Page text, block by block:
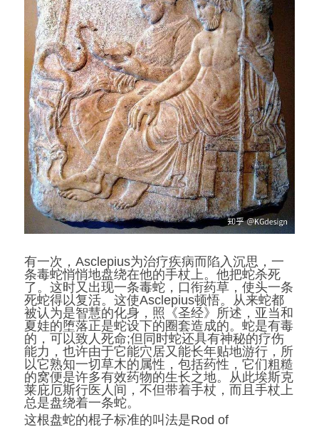
有一次，Asclepius为治疗疾病而陷入沉思，一
条毒蛇悄悄地盘绕在他的手杖上。他把蛇杀死
了。这时又出现一条毒蛇，口衔药草，使头一条
死蛇得以复活。这使Asclepius顿悟。从来蛇都
被认为是智慧的化身，照《圣经》所述，亚当和
夏娃的堕落正是蛇设下的圈套造成的。蛇是有毒
的，可以致人死命;但同时蛇还具有神秘的疗伤
能力，也许由于它能穴居又能长年贴地游行，所
以它熟知一切草木的属性，包括药性，它们粗糙
的窝便是许多有效药物的生长之地。从此埃斯克
莱庇厄斯行医人间，不但带着手杖，而且手杖上
总是盘绕着一条蛇。
这根盘蛇的棍子标准的叫法是Rod of